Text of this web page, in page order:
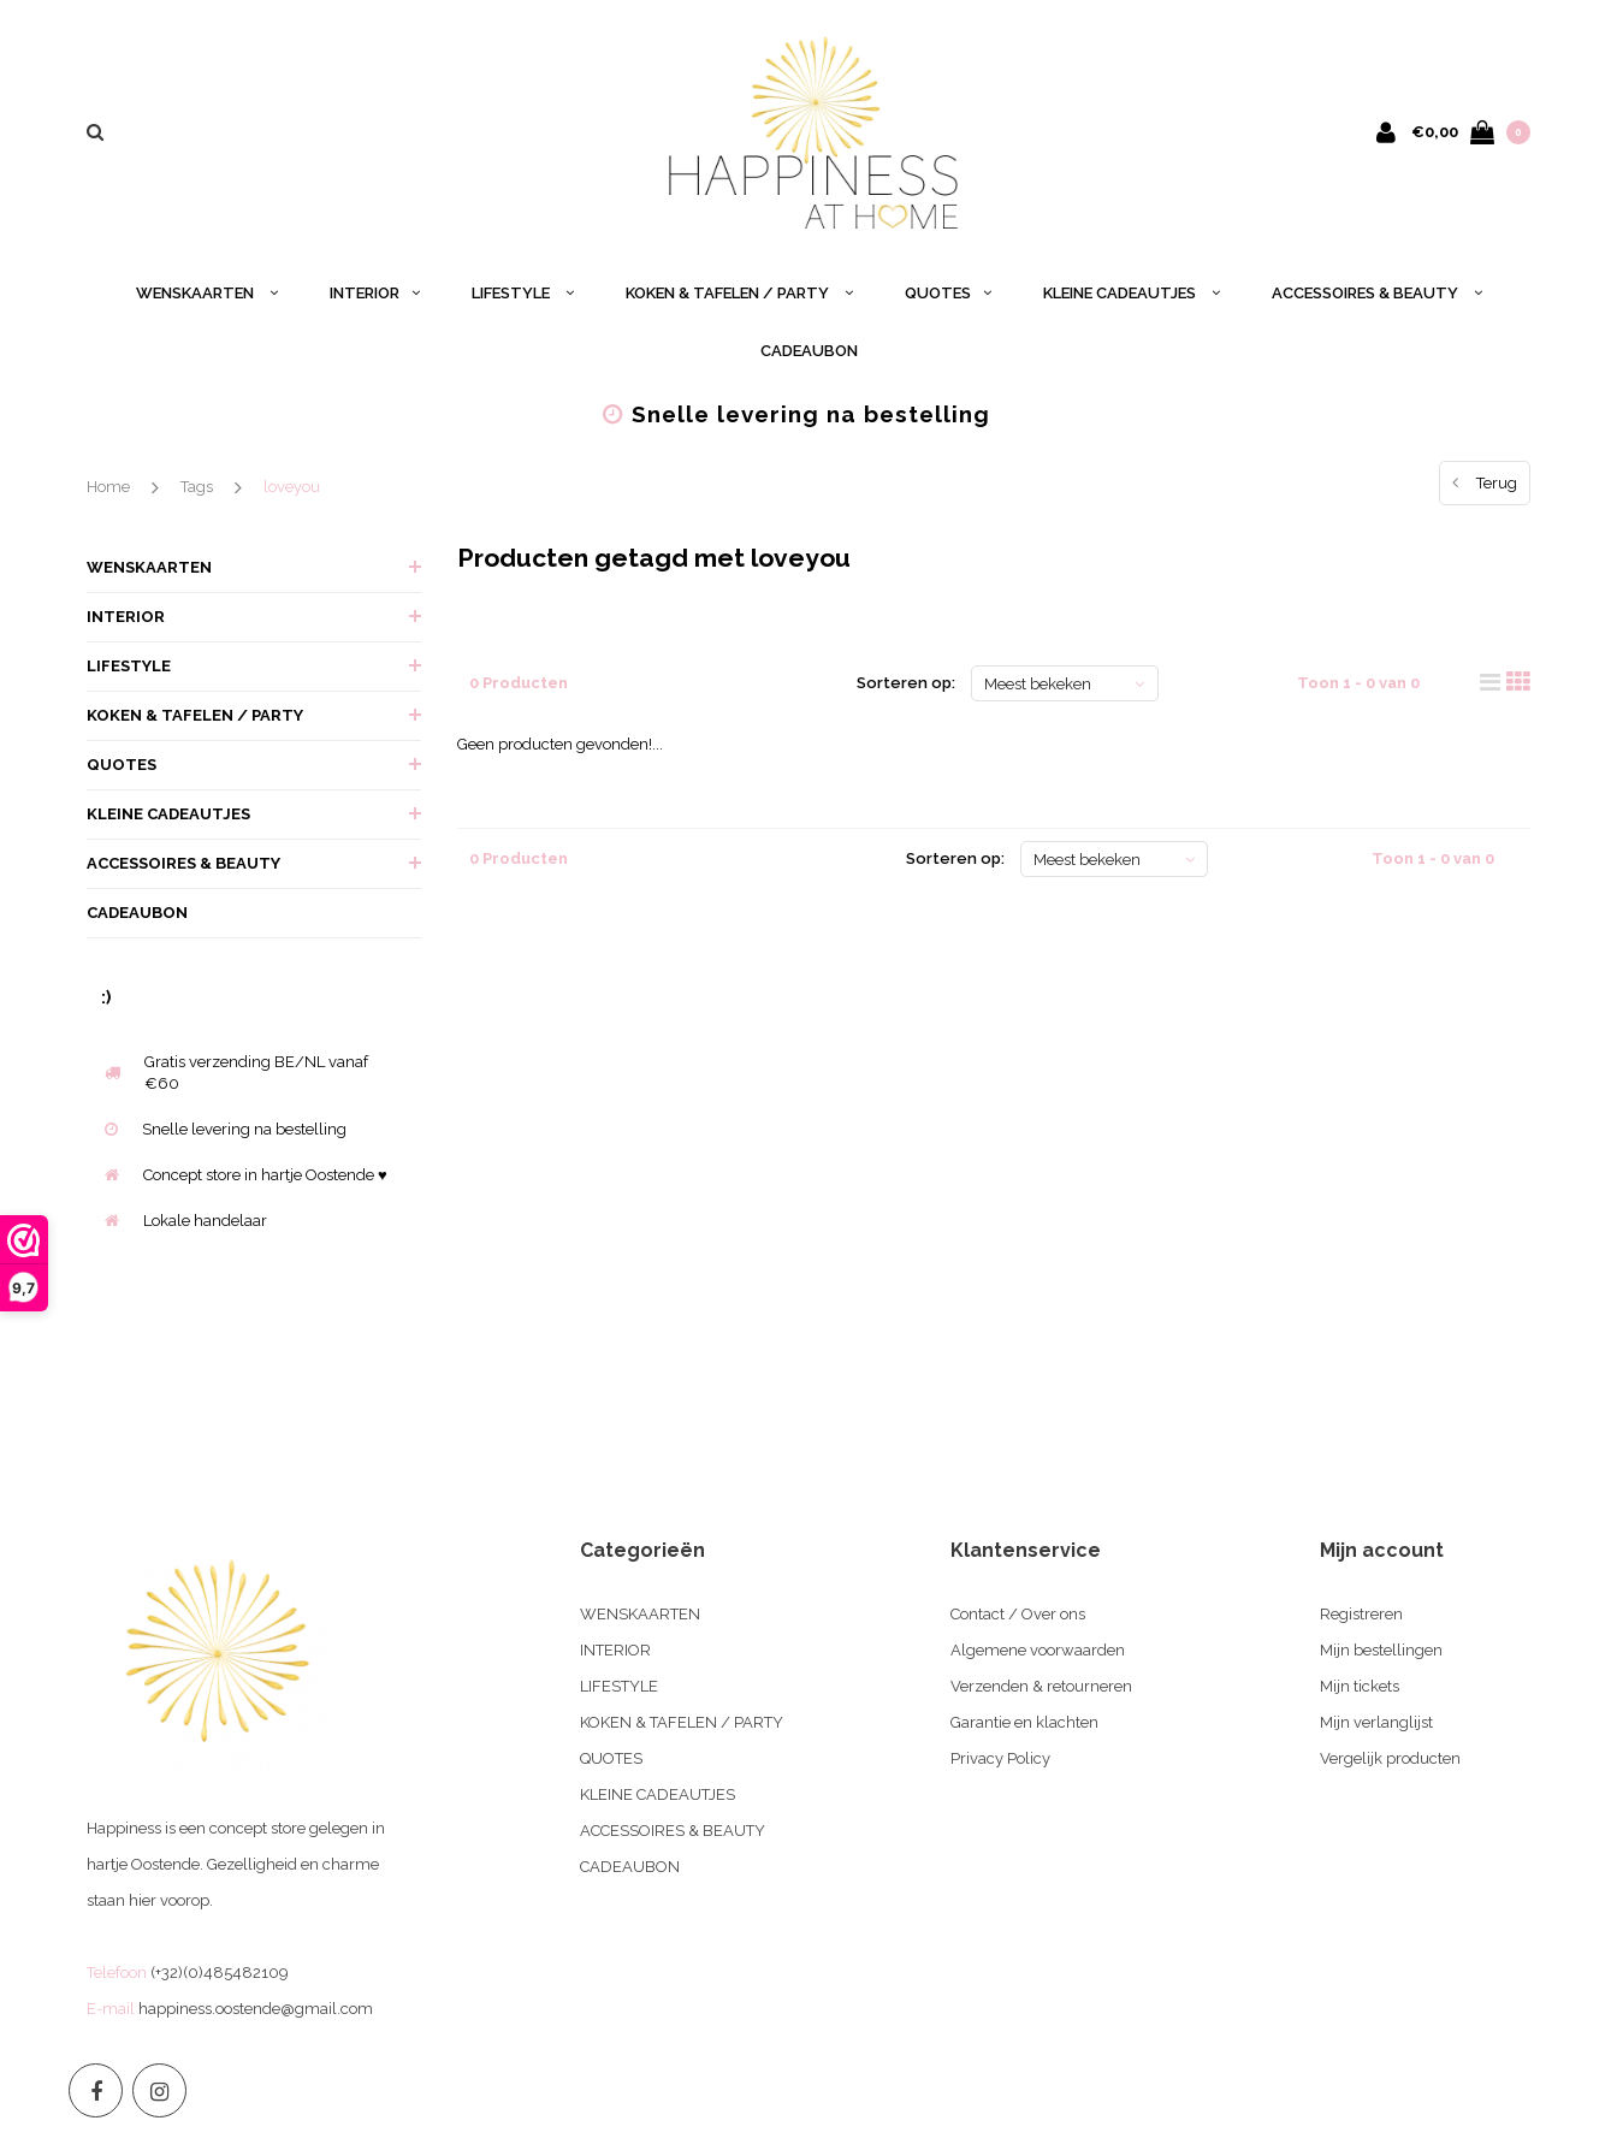
9,7
€0,00 0
WENSKAARTEN INTERIOR LIFESTYLE KOKEN & TAFELEN / PARTY QUOTES KLEINE CADEAUTJES ACCESSOIRES & BEAUTY
CADEAUBON
Snelle levering na bestelling
Home Tags loveyou Terug
WENSKAARTEN
INTERIOR
LIFESTYLE
KOKEN & TAFELEN / PARTY
QUOTES
KLEINE CADEAUTJES
ACCESSOIRES & BEAUTY
CADEAUBON
:)
Gratis verzending BE/NL vanaf
€60
Snelle levering na bestelling
Concept store in hartje Oostende ♥
Lokale handelaar
Producten getagd met loveyou
0 Producten Sorteren op: Meest bekeken Toon 1 - 0 van 0
Geen producten gevonden!...
0 Producten Sorteren op: Meest bekeken Toon 1 - 0 van 0
Happiness is een concept store gelegen in
hartje Oostende. Gezelligheid en charme
staan hier voorop.
Telefoon (+32)(0)485482109
E-mail happiness.oostende@gmail.com
Categorieën
WENSKAARTEN
INTERIOR
LIFESTYLE
KOKEN & TAFELEN / PARTY
QUOTES
KLEINE CADEAUTJES
ACCESSOIRES & BEAUTY
CADEAUBON
Klantenservice
Contact / Over ons
Algemene voorwaarden
Verzenden & retourneren
Garantie en klachten
Privacy Policy
Mijn account
Registreren
Mijn bestellingen
Mijn tickets
Mijn verlanglijst
Vergelijk producten